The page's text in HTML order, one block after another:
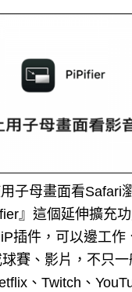
子母畫面看Safari
』這個延伸擴充
插件，可以邊工作
賽、影片，不只
、Twitch、